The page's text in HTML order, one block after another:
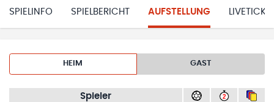
SPIELINFO SPIELBERICHT AUFSTELLUNG
HEIM GAST
Spieler